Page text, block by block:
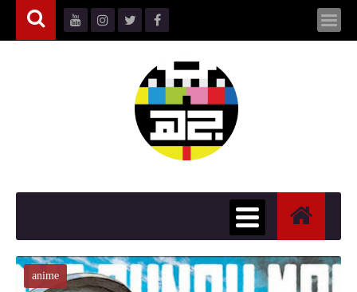
anime